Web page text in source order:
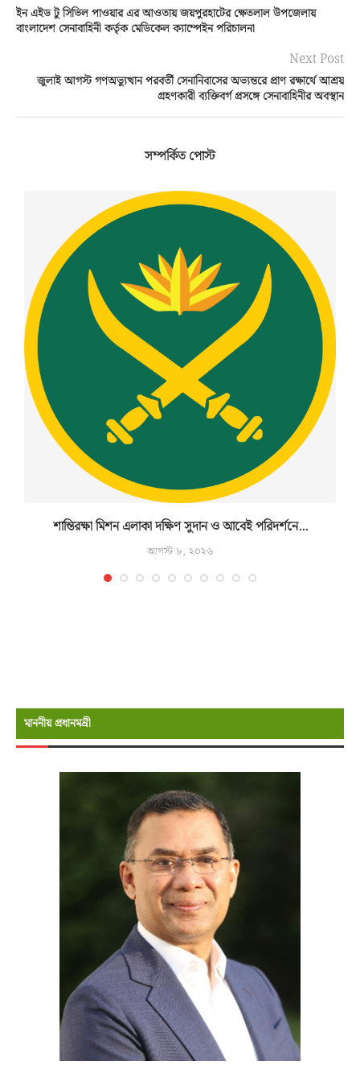
ইন এইড টু সিভিল পাওয়ার এর আওতায় জয়পুরহাটের ক্ষেতলাল উপজেলায়
বাংলাদেশ সেনাবাহিনী কর্তৃক মেডিকেল ক্যাম্পেইন পরিচালনা
Next Post
জুলাই আগস্ট গণঅভ্যুত্থান পরবর্তী সেনানিবাসের অভ্যন্তরে প্রাণ রক্ষার্থে আশ্রয়
গ্রহণকারী ব্যক্তিবর্গ প্রসঙ্গে সেনাবাহিনীর অবস্থান
সম্পর্কিত পোস্ট
শান্তিরক্ষা মিশন এলাকা দক্ষিণ সুদান ও আবেই পরিদর্শনে...
আগস্ট ৮, ২০২৬
মাননীয় প্রধানমন্রী